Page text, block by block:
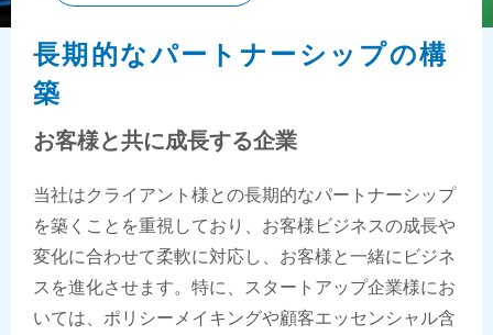
長期的なパートナーシップの構
築
お客様と共に成長する企業
当社はクライアント様との長期的なパートナーシップ
を築くことを重視しており、お客様ビジネスの成長や
変化に合わせて柔軟に対応し、お客様と一緒にビジネ
スを進化させます。特に、スタートアップ企業様にお
いては、ポリシーメイキングや顧客エッセンシャル含